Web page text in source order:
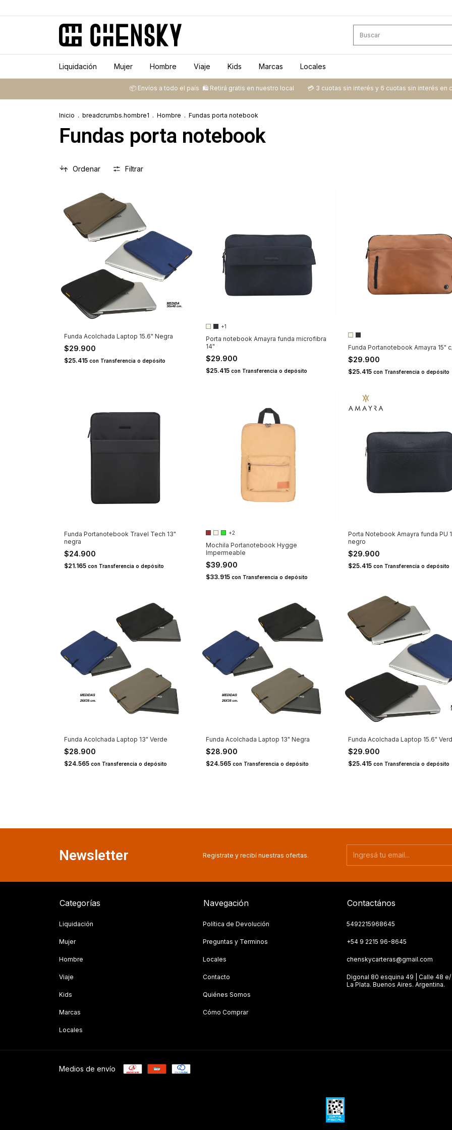
Liquidación Mujer Hombre Viaje Kids Marcas Locales
📦 ​Envíos a todo el país ​ 🛍️​ Retirá gratis en nuestro local 💳​ 3 cuotas sin interés y 6 cuotas sin interés en
Inicio . breadcrumbs.hombre1 . Hombre . Fundas porta notebook
Fundas porta notebook
Ordenar Filtrar
Funda Acolchada Laptop 15.6" Negra
$29.900
$25.415 con Transferencia o depósito
+1
Porta notebook Amayra funda microfibra
14"
$29.900
$25.415con Transferencia o depósito
Funda Portanotebook Amayra 15"
$29.900
$25.415 con Transferencia o depósito
Funda Portanotebook Travel Tech 13"
negra
$24.900
$21.165 con Transferencia o depósito
+2
Mochila Portanotebook Hygge
Impermeable
$39.900
$33.915con Transferencia o depósito
Porta Notebook Amayra funda PU
negro
$29.900
$25.415 con Transferencia o depósito
Funda Acolchada Laptop 13" Verde
$28.900
$24.565 con Transferencia o depósito
Funda Acolchada Laptop 13" Negra
$28.900
$24.565con Transferencia o depósito
Funda Acolchada Laptop 15.6"
$29.900
$25.415 con Transferencia o depósito
Newsletter Registrate y recibí nuestras ofertas.
Categorías
Liquidación
Mujer
Hombre
Viaje
Kids
Marcas
Locales
Navegación
Política de Devolución
Preguntas y Terminos
Locales
Contacto
Quiénes Somos
Cómo Comprar
Contactános
5492215968645
+54 9 2215 96-8645
chenskycarteras@gmail.com
Digonal 80 esquina 49 | Calle 48
La Plata. Buenos Aires. Argentina.
Medios de envío